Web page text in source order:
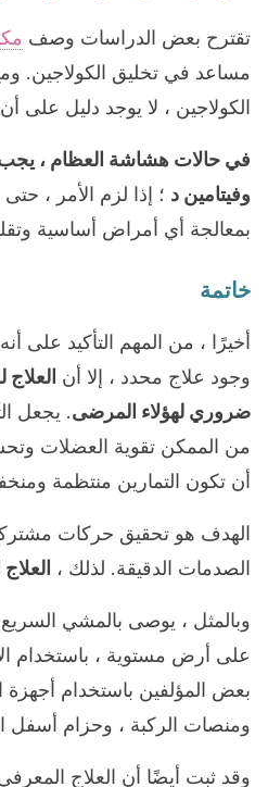
تقترح بعض الدراسات وصف
مساعد في تخليق الكولاجين.
الكولاجين ، لا يوجد دليل على
في حالات هشاشة العظام ،
وفيتامين د ؛ إذا لزم الأمر ،
بمعالجة أي أمراض أساسية
خاتمة
أخيرًا ، من المهم التأكيد على
وجود علاج محدد ، إلا أن
ضروري لهؤلاء المرضى. يجعل
من الممكن تقوية العضلات
أن تكون التمارين منتظمة
الهدف هو تحقيق حركات
الصدمات الدقيقة. لذلك ،
على أرض مستوية ، باستخدام
بعض المؤلفين باستخدام أجهزة
ومنصات الركبة ، وحزام أسفل
وقد ثبت أيضًا أن العلاج